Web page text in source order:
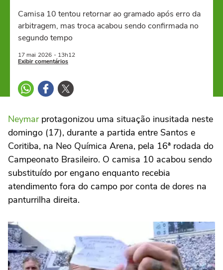
Camisa 10 tentou retornar ao gramado após erro da
arbitragem, mas troca acabou sendo confirmada no
segundo tempo
17 mai 2026 - 13h12
Exibir comentários
Neymarprotagonizou uma situação inusitada neste
domingo (17), durante a partida entre Santos e
Coritiba, na Neo Química Arena, pela 16ª rodada do
Campeonato Brasileiro. O camisa 10 acabou sendo
substituído por engano enquanto recebia
atendimento fora do campo por conta de dores na
panturrilha direita.